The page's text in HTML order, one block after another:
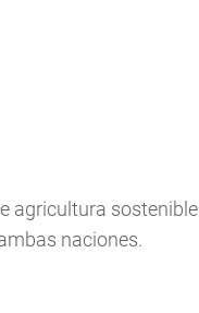
agricultura sostenible
naciones.